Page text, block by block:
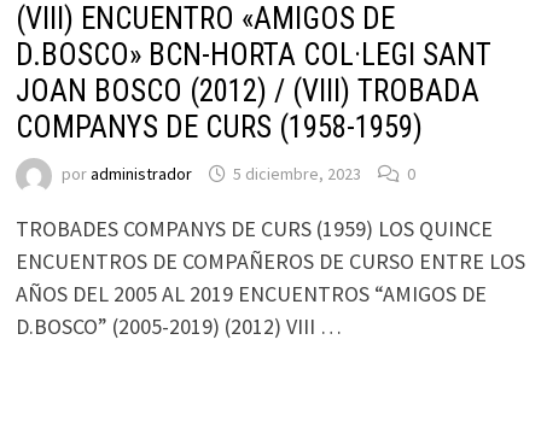
(VIII) ENCUENTRO «AMIGOS DE
D.BOSCO» BCN-HORTA COL·LEGI SANT
JOAN BOSCO (2012) / (VIII) TROBADA
COMPANYS DE CURS (1958-1959)
poradministrador 5 diciembre, 2023 0
TROBADES COMPANYS DE CURS (1959) LOS QUINCE
ENCUENTROS DE COMPAÑEROS DE CURSO ENTRE LOS
AÑOS DEL 2005 AL 2019 ENCUENTROS “AMIGOS DE
D.BOSCO” (2005-2019) (2012) VIII …